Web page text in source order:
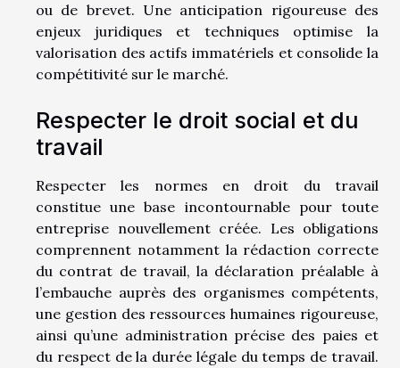
ou de brevet. Une anticipation rigoureuse des
enjeux juridiques et techniques optimise la
valorisation des actifs immatériels et consolide la
compétitivité sur le marché.
Respecter le droit social et du
travail
Respecter les normes en droit du travail
constitue une base incontournable pour toute
entreprise nouvellement créée. Les obligations
comprennent notamment la rédaction correcte
du contrat de travail, la déclaration préalable à
l’embauche auprès des organismes compétents,
une gestion des ressources humaines rigoureuse,
ainsi qu’une administration précise des paies et
du respect de la durée légale du temps de travail.